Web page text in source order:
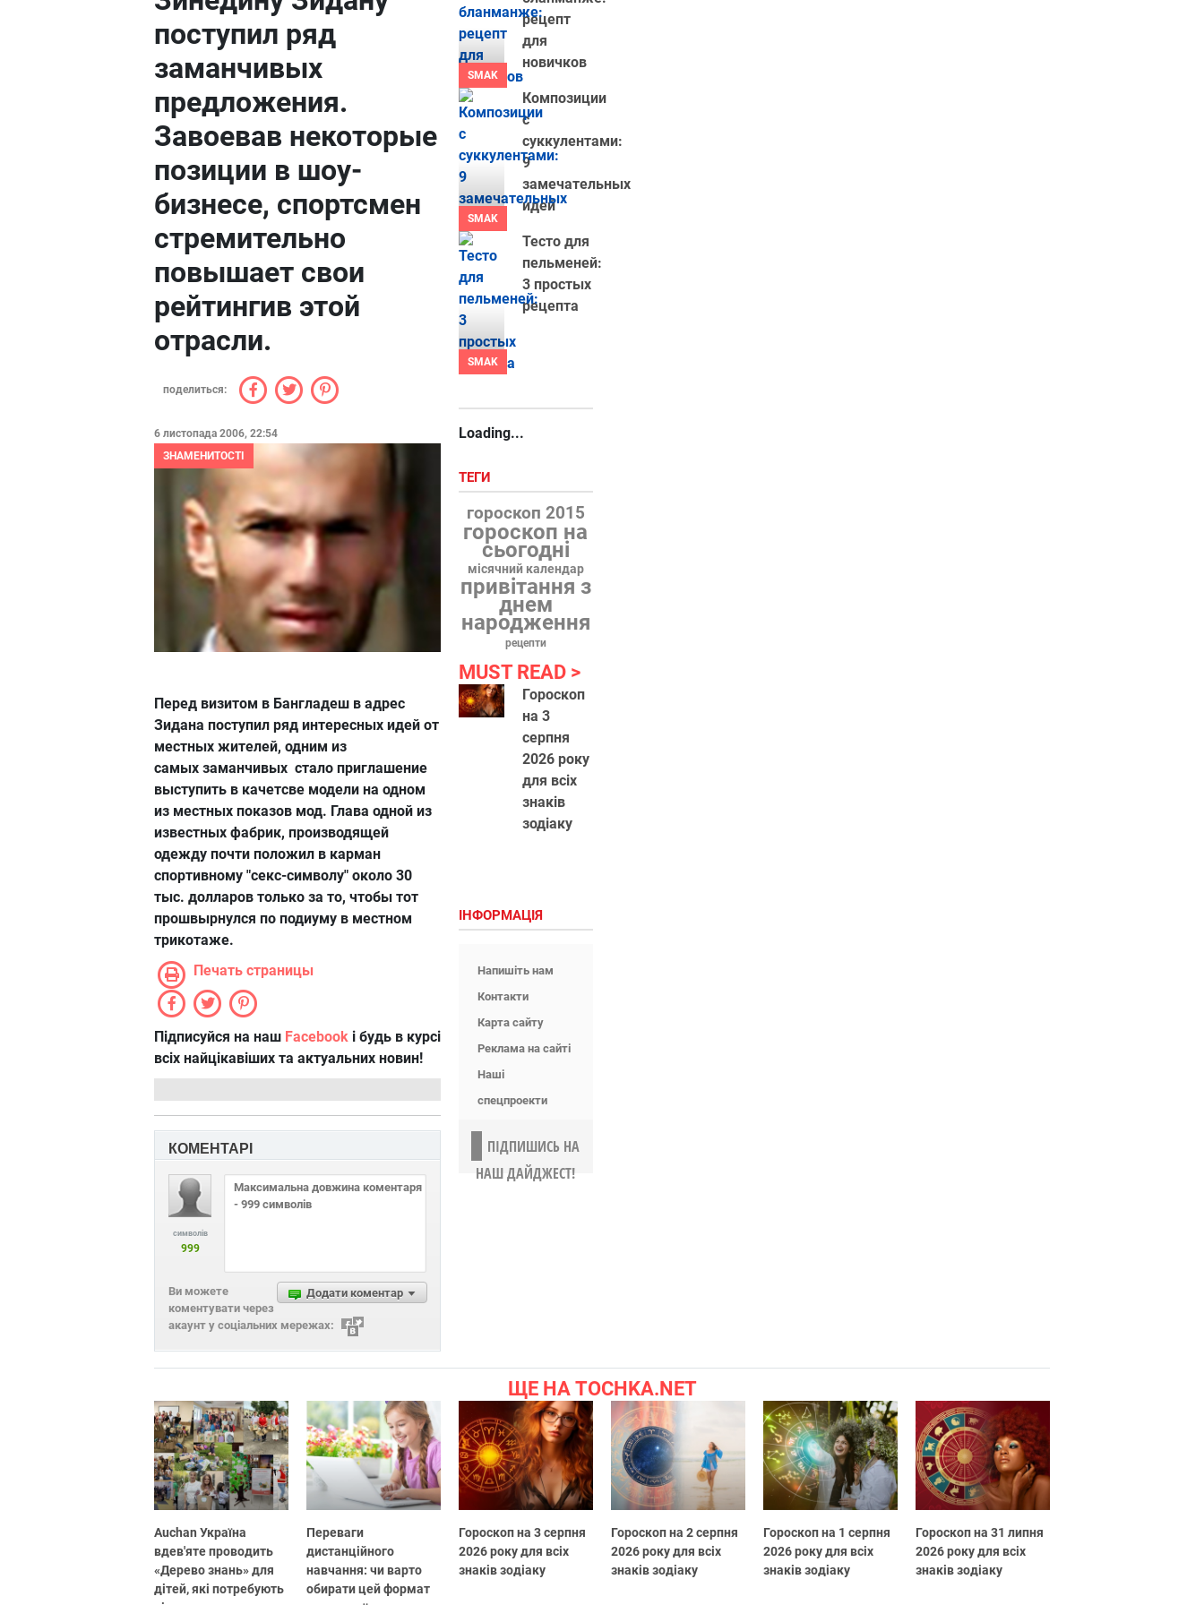
поступил ряд
заманчивых
предложения.
Завоевав некоторые
позиции в шоу-
бизнесе, спортсмен
стремительно
повышает свои
рейтингив этой
отрасли.
поделиться:
6 листопада 2006, 22:54
ЗНАМЕНИТОСТІ
Перед визитом в Бангладеш в адрес
Зидана поступил ряд интересных идей от
местных жителей, одним из
самых заманчивых стало приглашение
выступить в качетсве модели на одном
из местных показов мод. Глава одной из
известных фабрик, производящей
одежду почти положил в карман
спортивному "секс-символу" около 30
тыс. долларов только за то, чтобы тот
прошвырнулся по подиуму в местном
трикотаже.
Печать страницы
Підписуйся на наш Facebook і будь в курсі
всіх найцікавіших та актуальних новин!
КОМЕНТАРІ
символів
999
Додати коментар
Ви можете
коментувати через
акаунт у соціальних мережах:
SMAK
рецепт
для
новичков
SMAK
Композиции
с
суккулентами:
9
замечательных
идей
SMAK
Тесто для
пельменей:
3 простых
рецепта
Loading...
ТЕГИ
гороскоп 2015
гороскоп на
сьогодні
місячний календар
привітання з
днем
народження
рецепти
MUST READ
Гороскоп
на 3
серпня
2026 року
для всіх
знаків
зодіаку
ІНФОРМАЦІЯ
Напишіть нам
Контакти
Карта сайту
Реклама на сайті
Наші
спецпроекти
ПІДПИШИСЬ НА
НАШ ДАЙДЖЕСТ!
ЩЕ НА TOCHKA.NET
Auchan Україна
вдев'яте проводить
«Дерево знань» для
дітей, які потребують
Переваги
дистанційного
навчання: чи варто
обирати цей формат
Гороскоп на 3 серпня
2026 року для всіх
знаків зодіаку
Гороскоп на 2 серпня
2026 року для всіх
знаків зодіаку
Гороскоп на 1 серпня
2026 року для всіх
знаків зодіаку
Гороскоп на 31 липня
2026 року для всіх
знаків зодіаку